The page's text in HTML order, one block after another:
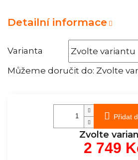
Varianta
Můžeme doručit do: Zvolte
Detailní informace
Přidat
Zvolte
2 749